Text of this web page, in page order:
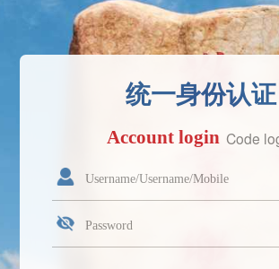
统一身份认证
Account login Code